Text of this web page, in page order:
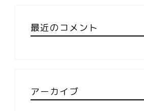
最近のコメント
アーカイブ